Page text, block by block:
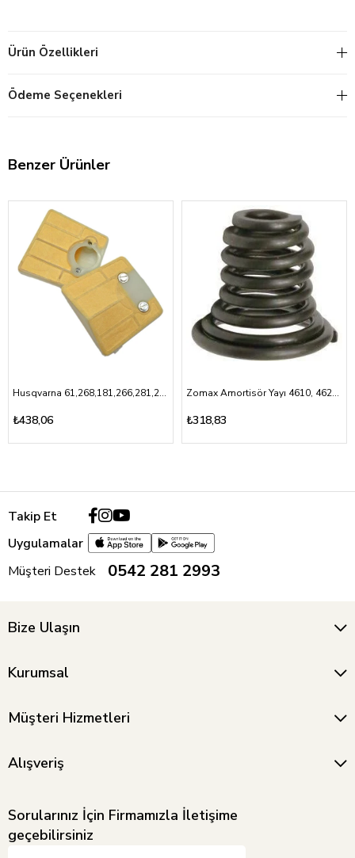
Ürün Özellikleri
Ödeme Seçenekleri
Benzer Ürünler
Husqvarna 61,268,181,266,281,288- Hava Filtresi
₺438,06
Zomax Amortisör Yayı 4610, 4620,5010,5030
₺318,83
Takip Et
Uygulamalar
Müşteri Destek
0542 281 2993
Bize Ulaşın
Kurumsal
Müşteri Hizmetleri
Alışveriş
Sorularınız İçin Firmamızla İletişime
geçebilirsiniz